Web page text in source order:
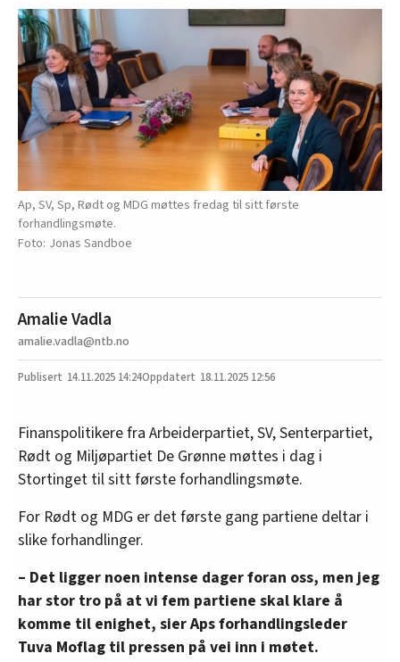
Ap, SV, Sp, Rødt og MDG møttes fredag til sitt første
forhandlingsmøte.
Jonas Sandboe
Amalie Vadla
amalie.vadla@ntb.no
14.11.2025 14:24 18.11.2025 12:56
Finanspolitikere fra Arbeiderpartiet, SV, Senterpartiet,
Rødt og Miljøpartiet De Grønne møttes i dag i
Stortinget til sitt første forhandlingsmøte.
For Rødt og MDG er det første gang partiene deltar i
slike forhandlinger.
– Det ligger noen intense dager foran oss, men jeg
har stor tro på at vi fem partiene skal klare å
komme til enighet, sier Aps forhandlingsleder
Tuva Moflag til pressen på vei inn i møtet.